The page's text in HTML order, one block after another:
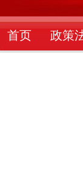
首页 政策